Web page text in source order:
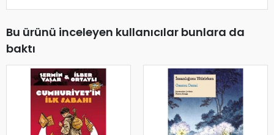
Bu ürünü inceleyen kullanıcılar bunlara da
baktı